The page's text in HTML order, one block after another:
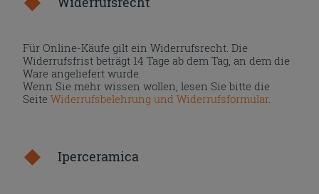
Für Online-Käufe gilt ein Widerrufsrecht. Die
Widerrufsfrist beträgt 14 Tage ab dem Tag, an dem die
Ware angeliefert wurde.
Wenn Sie mehr wissen wollen, lesen Sie bitte die
SeiteWiderrufsbelehrung und Widerrufsformular.
Iperceramica